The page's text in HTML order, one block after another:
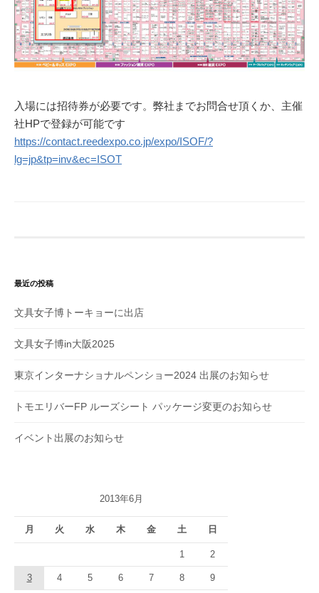
入場には招待券が必要です。弊社までお問合せ頂くか、主催
社HPで登録が可能です
https://contact.reedexpo.co.jp/expo/ISOF/?
lg=jp&tp=inv&ec=ISOT
最近の投稿
文具女子博トーキョーに出店
文具女子博in大阪2025
東京インターナショナルペンショー2024 出展のお知らせ
トモエリバーFP ルーズシート パッケージ変更のお知らせ
イベント出展のお知らせ
2013年6月
月 火 水 木 金 土 日
1 2
3 4 5 6 7 8 9